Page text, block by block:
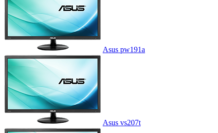
Asus pw191a
Asus vs207t